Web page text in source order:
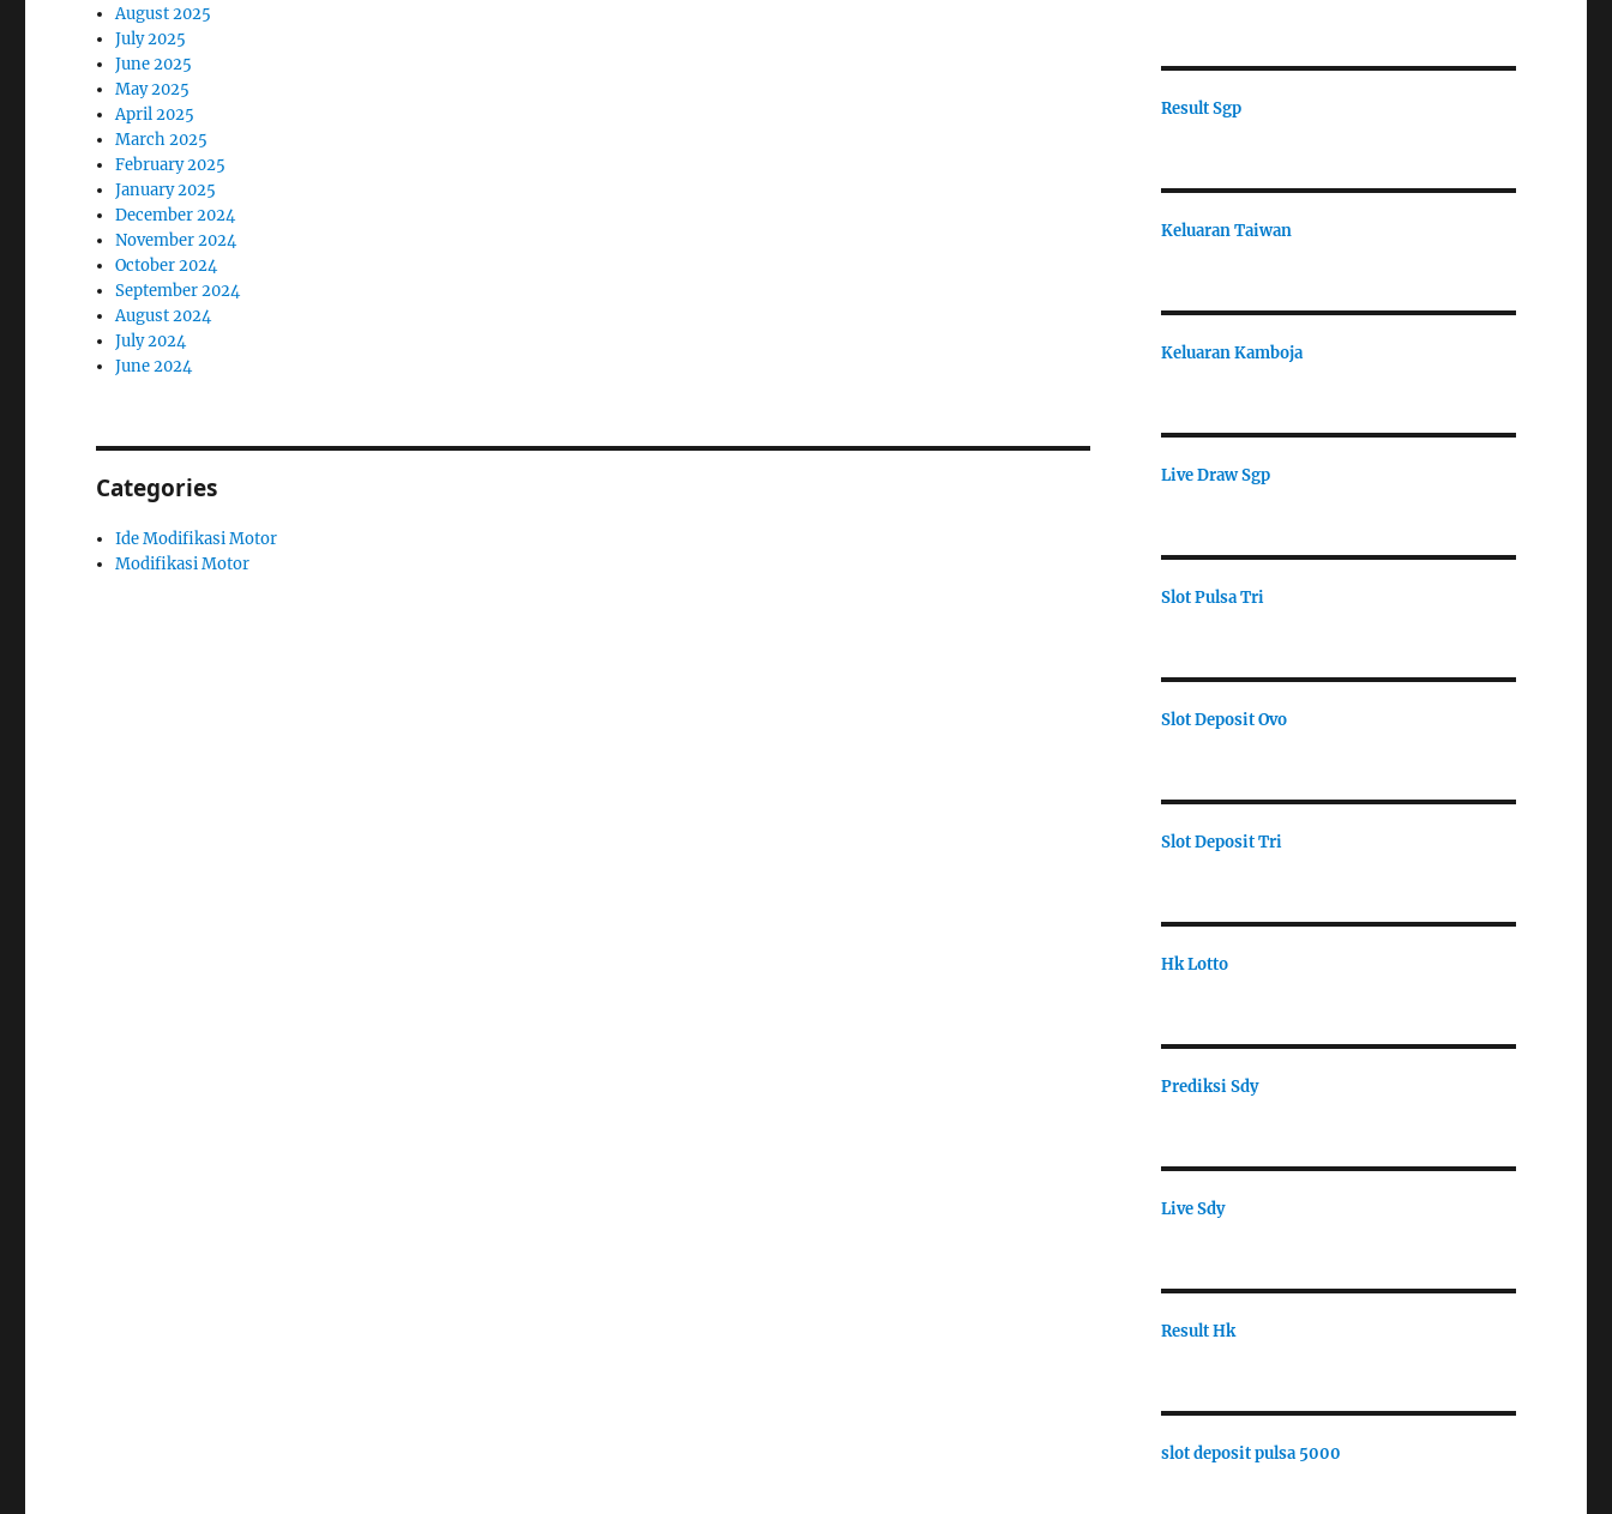
August 2025
July 2025
June 2025
May 2025
April 2025
March 2025
February 2025
January 2025
December 2024
November 2024
October 2024
September 2024
August 2024
July 2024
June 2024
Categories
Ide Modifikasi Motor
Modifikasi Motor
Result Sgp
Keluaran Taiwan
Keluaran Kamboja
Live Draw Sgp
Slot Pulsa Tri
Slot Deposit Ovo
Slot Deposit Tri
Hk Lotto
Prediksi Sdy
Live Sdy
Result Hk
slot deposit pulsa 5000